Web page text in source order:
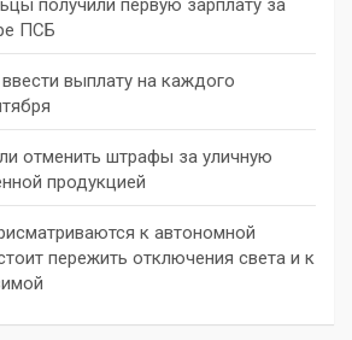
ПСБ
выплату на каждого
отменить штрафы за уличную
продукцией
к автономной
пережить отключения света и к